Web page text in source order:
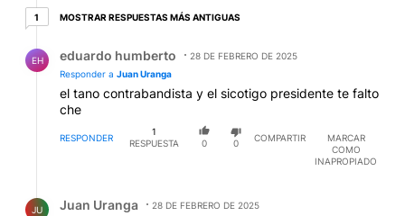
11 respuesta más antiguas
MOSTRAR RESPUESTAS MÁS ANTIGUAS
EH eduardo humberto
28 DE FEBRERO DE 2025
Responder a Juan Uranga
el tano contrabandista y el sicotigo presidente te falto
che
RESPONDER
1
RESPUESTA
0 0
COMPARTIR
MARCAR
COMO
INAPROPIADO
JU Juan Uranga
28 DE FEBRERO DE 2025